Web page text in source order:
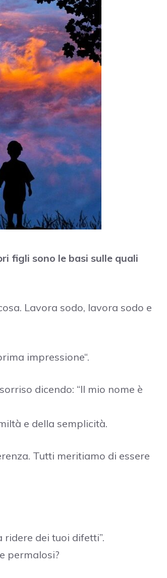
figli sono le basi sulle quali
Lavora sodo, lavora sodo e
impressione“.
dicendo: “Il mio nome è
e della semplicità.
Tutti meritiamo di essere
ridere dei tuoi difetti”.
permalosi?